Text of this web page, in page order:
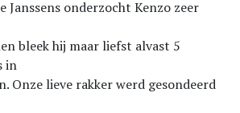
Janssens onderzocht Kenzo zeer
bleek hij maar liefst alvast 5
in
Onze lieve rakker werd gesondeerd